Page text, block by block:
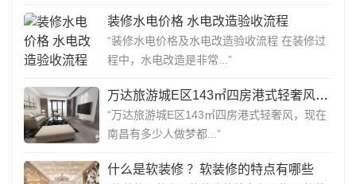
装修水电价格 水电改造验收流程
“装修水电价格及水电改造验收流程 在装修过
程中，水电改造是非常...”
万达旅游城E区143㎡四房港式轻奢风，在南昌，多少业主做梦都想做
“万达旅游城E区143㎡四房港式轻奢风，现在
南昌有多少人做梦都...”
什么是软装修 ？软装修的特点有哪些